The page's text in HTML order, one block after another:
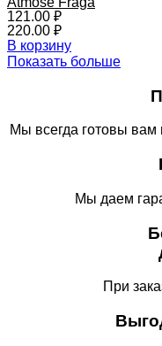
121.00 ₽
220.00 ₽
В корзину
Показать больше
Мы всегда готовы вам
Мы даем
При